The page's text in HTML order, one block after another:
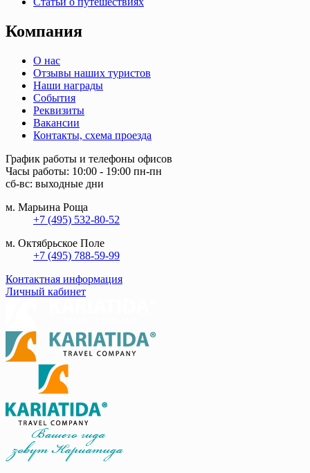
Компания
О нас
Отзывы наших туристов
Наши награды
События
Реквизиты
Вакансии
Контакты, схема проезда
График работы и телефоны офисов
Часы работы: 10:00 - 19:00 пн-пн
сб-вс: выходные дни
м. Марьина Роща
+7 (495) 532-80-52
м. Октябрьское Поле
+7 (495) 788-59-99
Контактная информация
Личный кабинет